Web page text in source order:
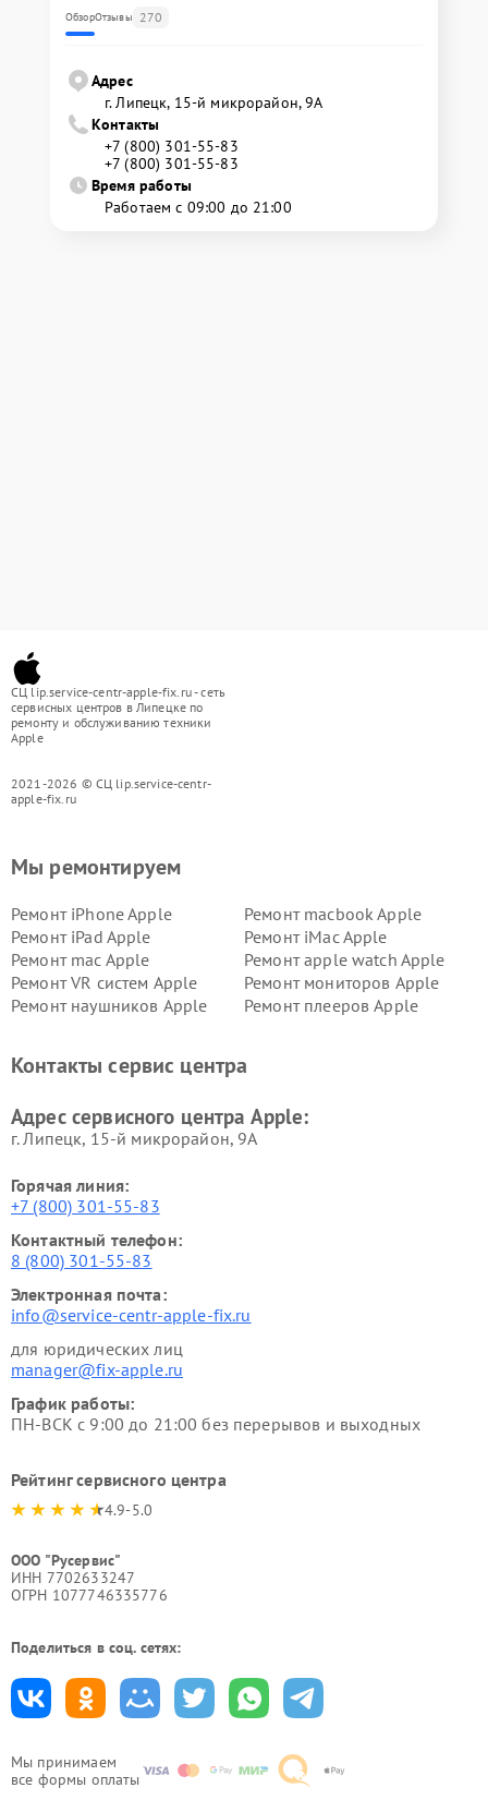
ОбзорОтзывы 270
Адрес
г. Липецк, 15-й микрорайон, 9А
Контакты
+7 (800) 301-55-83
+7 (800) 301-55-83
Время работы
Работаем с 09:00 до 21:00
СЦ lip.service-centr-apple-fix.ru - сеть
сервисных центров в Липецке по
ремонту и обслуживанию техники
Apple
2021-2026 © СЦ lip.service-centr-
apple-fix.ru
Мы принимаем
все формы оплаты
Мы ремонтируем
Ремонт iPhone Apple
Ремонт macbook Apple
Ремонт iPad Apple
Ремонт iMac Apple
Ремонт mac Apple
Ремонт apple watch Apple
Ремонт VR систем Apple
Ремонт мониторов Apple
Ремонт наушников Apple
Ремонт плееров Apple
Контакты сервис центра
Адрес сервисного центра Apple:
г. Липецк, 15-й микрорайон, 9А
Горячая линия:
+7 (800) 301-55-83
Контактный телефон:
8 (800) 301-55-83
Электронная почта:
info@service-centr-apple-fix.ru
для юридических лиц
manager@fix-apple.ru
График работы:
ПН-ВСК с 9:00 до 21:00 без перерывов и выходных
Рейтинг сервисного центра
4.9-5.0
ООО "Русервис"
ИНН 7702633247
ОГРН 1077746335776
Поделиться в соц. сетях: